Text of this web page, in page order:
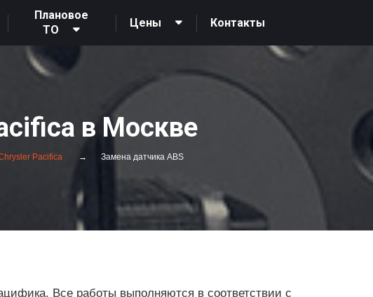
Плановое
ТО
Цены Контакты
в Москве
Pacifica Замена датчика ABS
Все работы выполняются в соответствии с